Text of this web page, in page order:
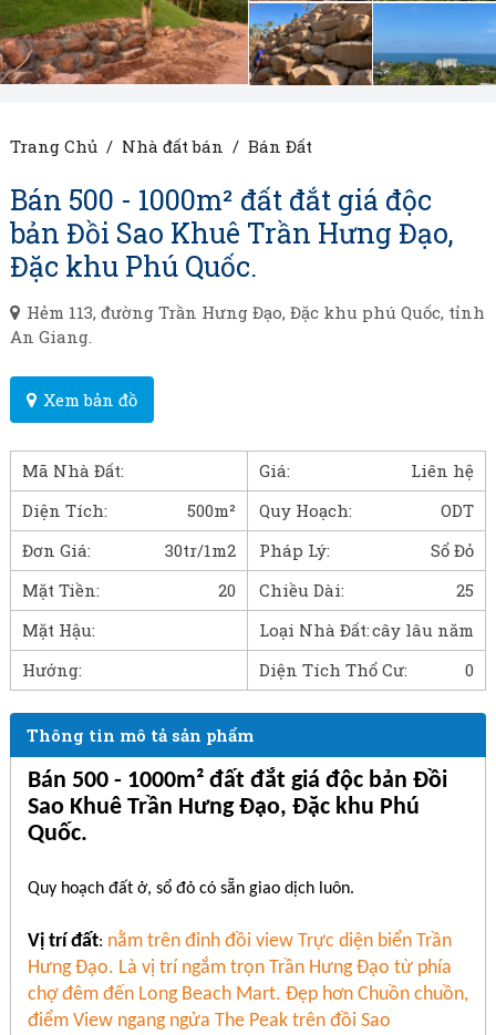
Trang Chủ/ Nhà đất bán / Bán Đất
Bán 500 - 1000m² đất đắt giá độc
bản Đồi Sao Khuê Trần Hưng Đạo,
Đặc khu Phú Quốc.
Hẻm 113, đường Trần Hưng Đạo, Đặc khu phú Quốc, tỉnh
An Giang.
Xem bản đồ
Mã Nhà Đất: Giá:
Liên hệ
Diện Tích:
500m² Quy Hoạch:
ODT
Đơn Giá:
30tr/1m2 Pháp Lý:
Sổ Đỏ
Mặt Tiền:
20 Chiều Dài:
25
Mặt Hậu:
Loại Nhà Đất:cây lâu năm
Hướng:
Diện Tích Thổ Cư: 0
Thông tin mô tả sản phẩm
Bán 500 - 1000m² đất đắt giá độc bản Đồi
Sao Khuê Trần Hưng Đạo, Đặc khu Phú
Quốc.
Quy hoạch đất ở, sổ đỏ có sẵn giao dịch luôn.
Vị trí đất: nằm trên đỉnh đồi view Trực diện biển Trần
Hưng Đạo. Là vị trí ngắm trọn Trần Hưng Đạo từ phía
chợ đêm đến Long Beach Mart. Đẹp hơn Chuồn chuồn,
điểm View ngang ngửa The Peak trên đồi Sao